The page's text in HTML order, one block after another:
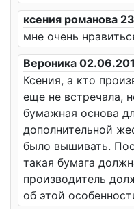
ксения романова
мне очень
Вероника
Ксения, а кто
еще не встречала,
бумажная основа
дополнительной
было вышивать.
такая бумага
производитель
об этой